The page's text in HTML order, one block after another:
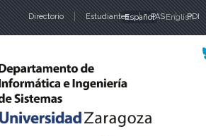
Directorio Estudiantes PAS PDI
Idiomas
Español English